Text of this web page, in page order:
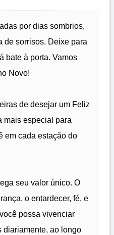
por dias sombrios,
de sorrisos. Deixe para
bate à porta. Vamos
Novo!
de desejar um Feliz
mais especial para
em cada estação do
seu valor único. O
o entardecer, fé, e
possa vivenciar
diariamente, ao longo